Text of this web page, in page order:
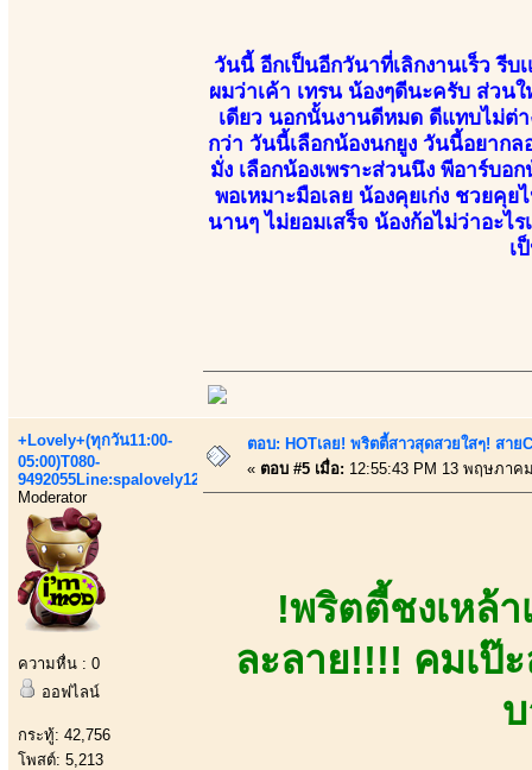
วันนี้ อีกเป็นอีกวันาที่เลิกงานเร็ว รี
ผมว่าเค้า เทรน น้องๆดีนะครับ ส่วน
เดียว นอกนั้นงานดีหมด ดีแทบไม่ต่า
กว่า วันนี้เลือกน้องนกยูง วันนี้อยาก
มั่ง เลือกน้องเพราะส่วนนึง พีอาร์บ
พอเหมาะมือเลย น้องคุยเก่ง ชวยคุ
นานๆ ไม่ยอมเสร็จ น้องก้อไม่ว่าอะ
เ
+Lovely+(ทุกวัน11:00-
05:00)T080-
9492055Line:spalovely123
Moderator
ความหื่น : 0
ออฟไลน์
กระทู้: 42,756
โพสต์: 5,213
ตอบ: HOTเลย! พริตตี้สาวสุดสวยใสๆ! สา
« ตอบ #5 เมื่อ: 12:55:43 PM 13 พฤษภาค
!พริตตี้ชงเหล้
ละลาย!!!! คมเป๊